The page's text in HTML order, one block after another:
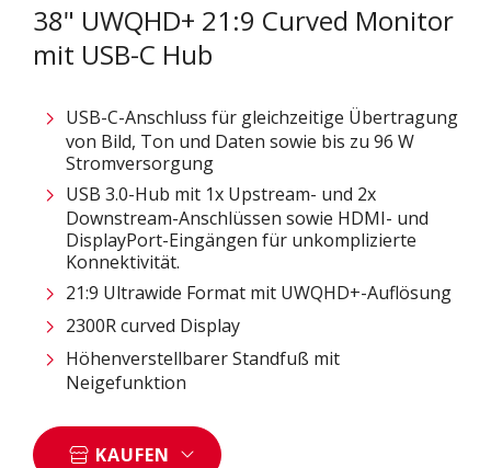
38" UWQHD+ 21:9 Curved Monitor
mit USB-C Hub
USB-C-Anschluss für gleichzeitige Übertragung
von Bild, Ton und Daten sowie bis zu 96 W
Stromversorgung
USB 3.0-Hub mit 1x Upstream- und 2x
Downstream-Anschlüssen sowie HDMI- und
DisplayPort-Eingängen für unkomplizierte
Konnektivität.
21:9 Ultrawide Format mit UWQHD+-Auflösung
2300R curved Display
Höhenverstellbarer Standfuß mit
Neigefunktion
KAUFEN